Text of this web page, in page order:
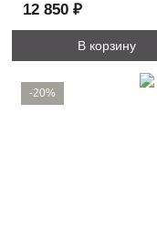
12 850 ₽
В корзину
-20%